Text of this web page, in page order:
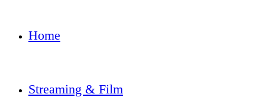
Home
Streaming & Film